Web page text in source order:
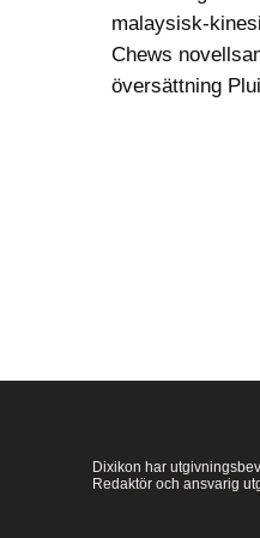
malaysisk-
Chews
översättning
Dixikon har
Redaktör och ansvarig